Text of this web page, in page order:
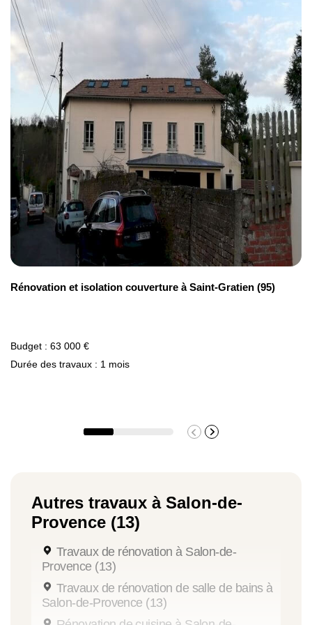
Rénovation et isolation couverture à Saint-Gratien (95)
Budget : 63 000 €
Durée des travaux : 1 mois
Autres travaux à Salon-de-
Provence (13)
Travaux de rénovation à Salon-de-
Provence (13)
Travaux de rénovation de salle de bains à
Salon-de-Provence (13)